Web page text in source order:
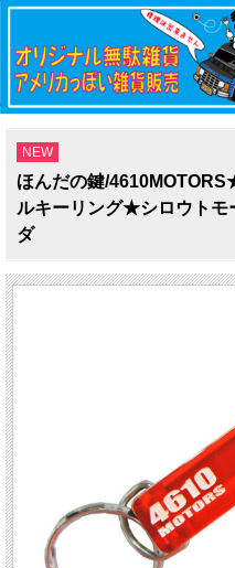
NEW
ほんだの鍵/
ルキーリング★シロウト
ダ